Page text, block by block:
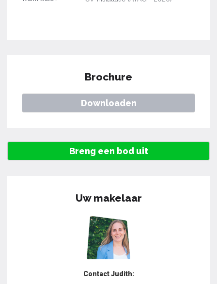
Brochure
Downloaden
Breng een bod uit
Uw makelaar
Contact Judith: